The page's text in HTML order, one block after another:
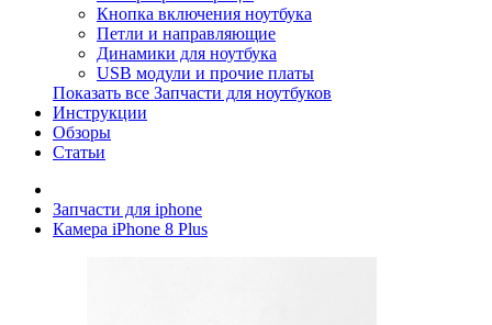
Кнопка включения ноутбука
Петли и направляющие
Динамики для ноутбука
USB модули и прочие платы
Показать все Запчасти для ноутбуков
Инструкции
Обзоры
Статьи
Запчасти для iphone
Камера iPhone 8 Plus